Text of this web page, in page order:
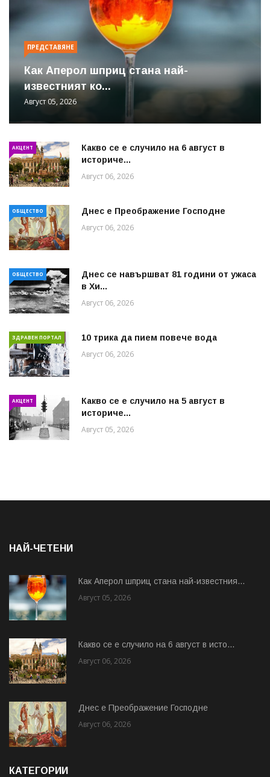
ПРЕДСТАВЯНЕ
Как Аперол шприц стана най-
известният ко...
Август 05, 2026
АКЦЕНТ
Какво се е случило на 6 август в
историче...
Август 06, 2026
ОБЩЕСТВО Днес е Преображение Господне
Август 06, 2026
ОБЩЕСТВО
Днес се навършват 81 години от ужаса
в Хи...
Август 06, 2026
ЗДРАВЕН ПОРТАЛ 10 трика да пием повече вода
Август 06, 2026
АКЦЕНТ
Какво се е случило на 5 август в
историче...
Август 05, 2026
НАЙ-ЧЕТЕНИ
Как Аперол шприц стана най-известния...
Август 05, 2026
Какво се е случило на 6 август в исто...
Август 06, 2026
Днес е Преображение Господне
Август 06, 2026
КАТЕГОРИИ